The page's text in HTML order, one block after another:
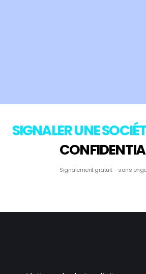
SIGNALER UNE
Signalement gratuit – sans